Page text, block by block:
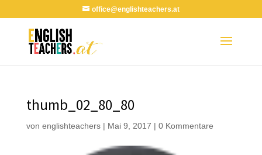
office@englishteachers.at
thumb_02_80_80
von englishteachers| Mai 9, 2017 | 0 Kommentare